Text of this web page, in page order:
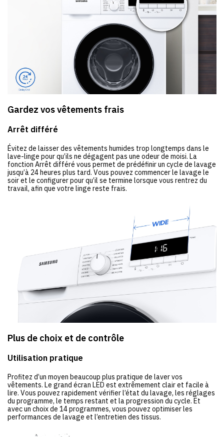
Gardez vos vêtements frais
Arrêt différé
Évitez de laisser des vêtements humides trop longtemps dans le
lave-linge pour qu’ils ne dégagent pas une odeur de moisi. La
fonction Arrêt différé vous permet de prédéfinir un cycle de lavage
jusqu’à 24 heures plus tard. Vous pouvez commencer le lavage le
soir et le configurer pour qu’il se termine lorsque vous rentrez du
travail, afin que votre linge reste frais.
Plus de choix et de contrôle
Utilisation pratique
Profitez d’un moyen beaucoup plus pratique de laver vos
vêtements. Le grand écran LED est extrêmement clair et facile à
lire. Vous pouvez rapidement vérifier l’état du lavage, les réglages
du programme, le temps restant et la progression du cycle. Et
avec un choix de 14 programmes, vous pouvez optimiser les
performances de lavage et l’entretien des tissus.